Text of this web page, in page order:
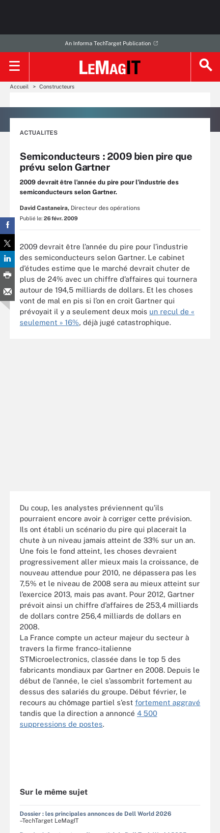
An Informa TechTarget Publication
Accueil Constructeurs
ACTUALITES
Semiconducteurs : 2009 bien pire que
prévu selon Gartner
2009 devrait être l’année du pire pour l’industrie des
semiconducteurs selon Gartner.
David Castaneira, Directeur des opérations
Publié le: 26 févr. 2009
2009 devrait être l’année du pire pour l’industrie
des semiconducteurs selon Gartner. Le cabinet
d’études estime que le marché devrait chuter de
plus de 24% avec un chiffre d’affaires qui tournera
autour de 194,5 milliards de dollars. Et les choses
vont de mal en pis si l’on en croit Gartner qui
prévoyait il y a seulement deux mois un recul de «
seulement » 16%, déjà jugé catastrophique.
Du coup, les analystes préviennent qu’ils
pourraient encore avoir à corriger cette prévision.
Ils ont établi un scénario du pire qui placerait la
chute à un niveau jamais atteint de 33% sur un an.
Une fois le fond atteint, les choses devraient
progressivement aller mieux mais la croissance, de
nouveau attendue pour 2010, ne dépassera pas les
7,5% et le niveau de 2008 sera au mieux atteint sur
l’exercice 2013, mais pas avant. Pour 2012, Gartner
prévoit ainsi un chiffre d’affaires de 253,4 milliards
de dollars contre 256,4 milliards de dollars en
2008.
La France compte un acteur majeur du secteur à
travers la firme franco-italienne
STMicroelectronics, classée dans le top 5 des
fabricants mondiaux par Gartner en 2008. Depuis le
début de l’année, le ciel s’assombrit fortement au
dessus des salariés du groupe. Début février, le
recours au chômage partiel s’est fortement aggravé
tandis que la direction a annoncé 4 500
suppressions de postes.
Sur le même sujet
Dossier : les principales annonces de Dell World 2026
–TechTarget LeMagIT